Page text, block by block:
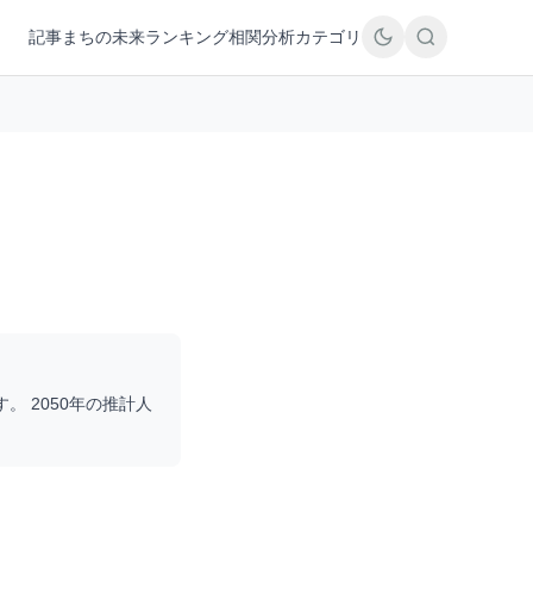
記事まちの未来ランキング相関分析カテゴリ
。 2050年の推計人